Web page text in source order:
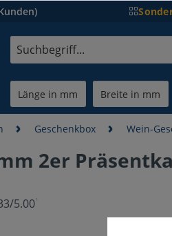
Geschenkbox Wein-
2er
5.00¹